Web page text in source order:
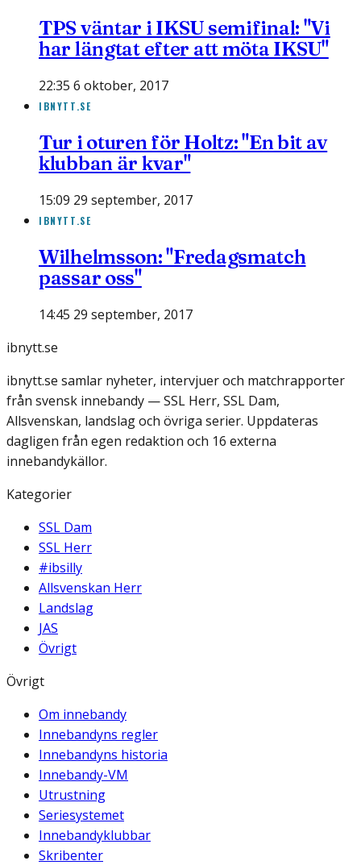
TPS väntar i IKSU semifinal: "Vi
har längtat efter att möta IKSU"
22:35 6 oktober, 2017
IBNYTT.SE
Tur i oturen för Holtz: "En bit av
klubban är kvar"
15:09 29 september, 2017
IBNYTT.SE
Wilhelmsson: "Fredagsmatch
passar oss"
14:45 29 september, 2017
ibnytt.se
ibnytt.se samlar nyheter, intervjuer och matchrapporter
från svensk innebandy — SSL Herr, SSL Dam,
Allsvenskan, landslag och övriga serier. Uppdateras
dagligen från egen redaktion och 16 externa
innebandykällor.
Kategorier
SSL Dam
SSL Herr
#ibsilly
Allsvenskan Herr
Landslag
JAS
Övrigt
Övrigt
Om innebandy
Innebandyns regler
Innebandyns historia
Innebandy-VM
Utrustning
Seriesystemet
Innebandyklubbar
Skribenter